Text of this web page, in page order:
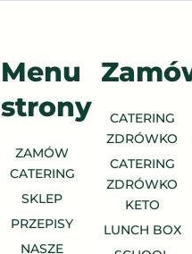
Menu
strony
ZAMÓW
CATERING
SKLEP
PRZEPISY
NASZE
CATERING
ZDRÓWKO
CATERING
ZDRÓWKO
KETO
LUNCH BOX